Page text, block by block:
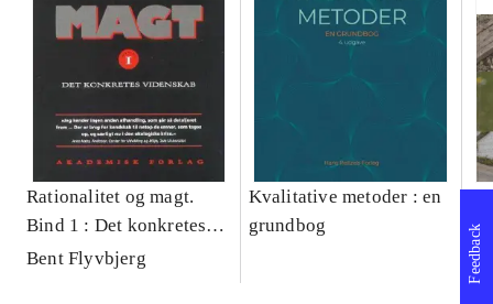
Rationalitet og magt.
Bind 1 : Det konkretes
videnskab
Bent Flyvbjerg
Kvalitative metoder : en
grundbog
Feedback